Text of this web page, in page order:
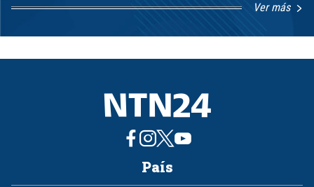
Ver más
1
8
País